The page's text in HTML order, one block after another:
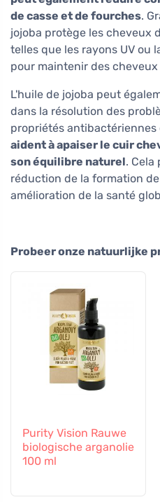
de casse et de fourches.
jojoba protège les cheveux
telles que les rayons UV ou
pour maintenir des
L'huile de jojoba peut
dans la résolution des
propriétés
aident à apaiser le cuir
son équilibre naturel. Cela
réduction de la formation
amélioration de la santé
Probeer onze natuurlijke
Purity Vision Rauwe
biologische arganolie
100 ml